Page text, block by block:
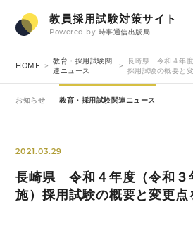
教員採用試験対策サイト
Powered by 時事通信出版局
HOME
教育・採用試験関
連ニュース
長崎県 令和４年度
採用試験の概要と
お知らせ 教育・採用試験関連ニュース
2021.03.29
長崎県 令和４年度（令和３
施）採用試験の概要と変更点